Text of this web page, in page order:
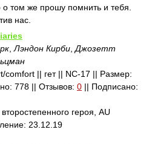
о том же прошу помнить и тебя.
нас.
Лэндон Кирби Джозетт
|| гет || NC-17 || Размер:
778 || Отзывов: 0 || Подписано:
героя, AU
23.12.19